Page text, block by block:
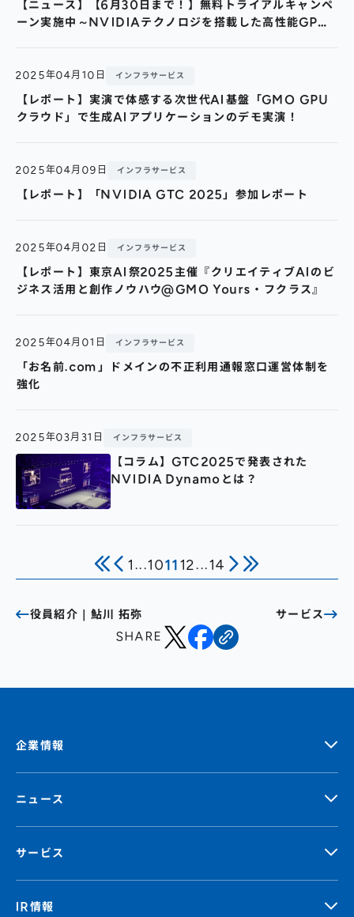
【ニュース】【6月30日まで！】無料トライアルキャンペ
ーン実施中～NVIDIAテクノロジを搭載した高性能GPU
2025年04月10日 インフラサービス
【レポート】実演で体感する次世代AI基盤「GMO GPU
クラウド」で生成AIアプリケーションのデモ実演！
2025年04月09日 インフラサービス
【レポート】「NVIDIA GTC 2025」参加レポート
2025年04月02日 インフラサービス
【レポート】東京AI祭2025主催『クリエイティブAIのビ
ジネス活用と創作ノウハウ@GMO Yours・フクラス』
2025年04月01日 インフラサービス
「お名前.com」ドメインの不正利用通報窓口運営体制を
強化
2025年03月31日 インフラサービス
【コラム】GTC2025で発表された
NVIDIA Dynamoとは？
1 ...1011 12...14
役員紹介｜鮎川 拓弥
サービス
SHARE
企業情報
ニュース
サービス
IR情報